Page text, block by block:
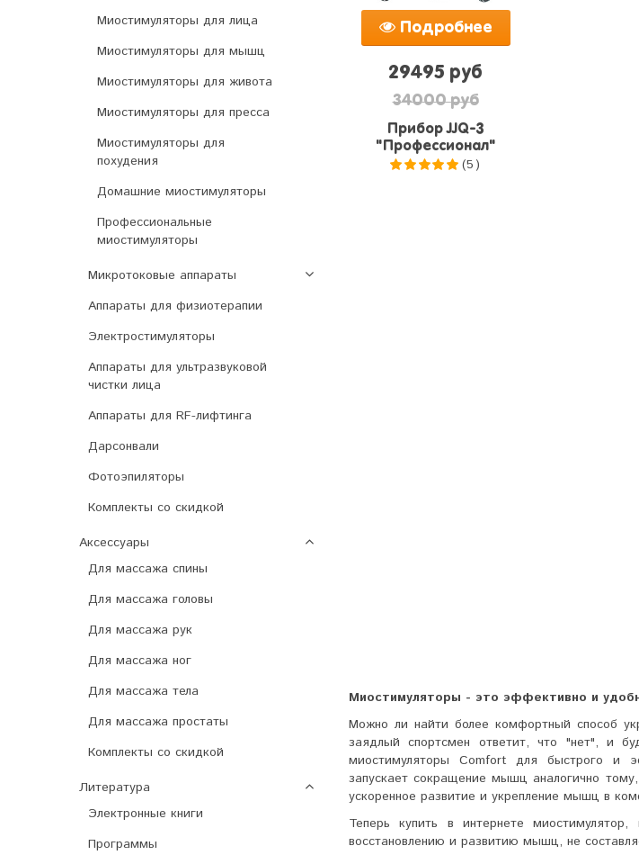
Миостимуляторы для лица
Миостимуляторы для мышц
Миостимуляторы для живота
Миостимуляторы для пресса
Миостимуляторы для
похудения
Домашние миостимуляторы
Профессиональные
миостимуляторы
Микротоковые аппараты
Аппараты для физиотерапии
Электростимуляторы
Аппараты для ультразвуковой
чистки лица
Аппараты для RF-лифтинга
Дарсонвали
Фотоэпиляторы
Комплекты со скидкой
Аксессуары
Для массажа спины
Для массажа головы
Для массажа рук
Для массажа ног
Для массажа тела
Для массажа простаты
Комплекты со скидкой
Литература
Электронные книги
Программы
Подробнее
29495 руб
34000 руб
Прибор JJQ-3
"Профессионал"
(5)
Миостимуляторы - это эффективно и
Можно ли найти более комфортный способ
заядлый спортсмен ответит, что "нет", и
миостимуляторы Comfort для быстрого и
запускает сокращение мышц аналогично
ускоренное развитие и укрепление мышц в
Теперь купить в интернете
восстановлению и развитию мышц, не